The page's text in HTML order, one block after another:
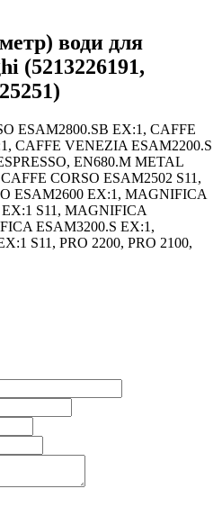
води для
(5213226191,
ESAM2800.SB EX:1, CAFFE
CAFFE VENEZIA ESAM2200.S
EN680.M METAL
CORSO ESAM2502 S11,
ESAM2600 EX:1, MAGNIFICA
S11, MAGNIFICA
ESAM3200.S EX:1,
S11, PRO 2200, PRO 2100,